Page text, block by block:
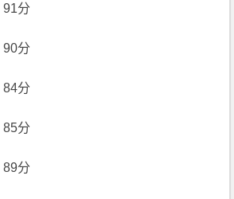
91分
90分
84分
85分
89分